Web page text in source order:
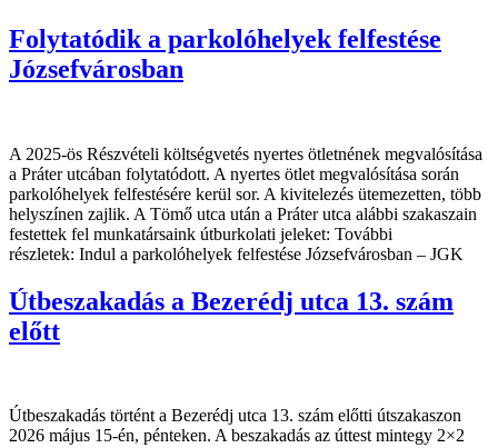
Folytatódik a parkolóhelyek felfestése
Józsefvárosban
A 2025-ös Részvételi költségvetés nyertes ötletnének megvalósítása
a Práter utcában folytatódott. A nyertes ötlet megvalósítása során
parkolóhelyek felfestésére kerül sor. A kivitelezés ütemezetten, több
helyszínen zajlik. A Tömő utca után a Práter utca alábbi szakaszain
festettek fel munkatársaink útburkolati jeleket: További
részletek: Indul a parkolóhelyek felfestése Józsefvárosban – JGK
Útbeszakadás a Bezerédj utca 13. szám
előtt
Útbeszakadás történt a Bezerédj utca 13. szám előtti útszakaszon
2026 május 15-én, pénteken. A beszakadás az úttest mintegy 2×2